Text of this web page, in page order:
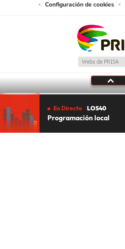
Configuración de cookies
En Directo LOS40
Programación local